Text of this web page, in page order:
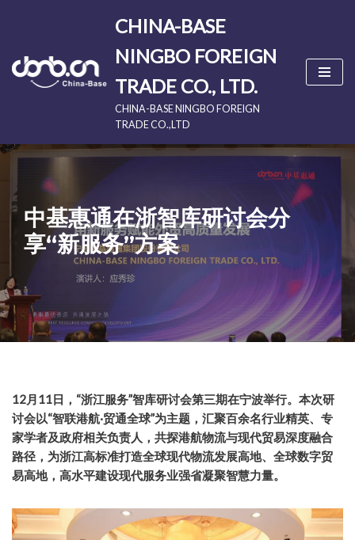
to
content
CHINA-BASE
NINGBO FOREIGN
TRADE CO., LTD.
CHINA-BASE NINGBO FOREIGN
TRADE CO.,LTD
中基惠通在浙智库研讨会分
享“新服务”方案
12月11日，“浙江服务”智库研讨会第三期在宁波举行。本次研
讨会以“智联港航·贸通全球”为主题，汇聚百余名行业精英、专
家学者及政府相关负责人，共探港航物流与现代贸易深度融合
路径，为浙江高标准打造全球现代物流发展高地、全球数字贸
易高地，高水平建设现代服务业强省凝聚智慧力量。